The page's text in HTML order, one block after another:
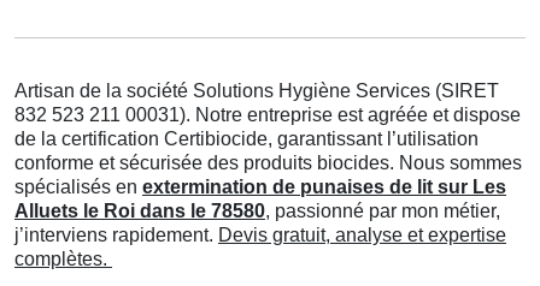
Artisan de la société Solutions Hygiène Services (SIRET
832 523 211 00031). Notre entreprise est agréée et dispose
de la certification Certibiocide, garantissant l’utilisation
conforme et sécurisée des produits biocides. Nous sommes
spécialisés en extermination de punaises de lit sur Les
Alluets le Roi dans le 78580, passionné par mon métier,
j’interviens rapidement. Devis gratuit, analyse et expertise
complètes.